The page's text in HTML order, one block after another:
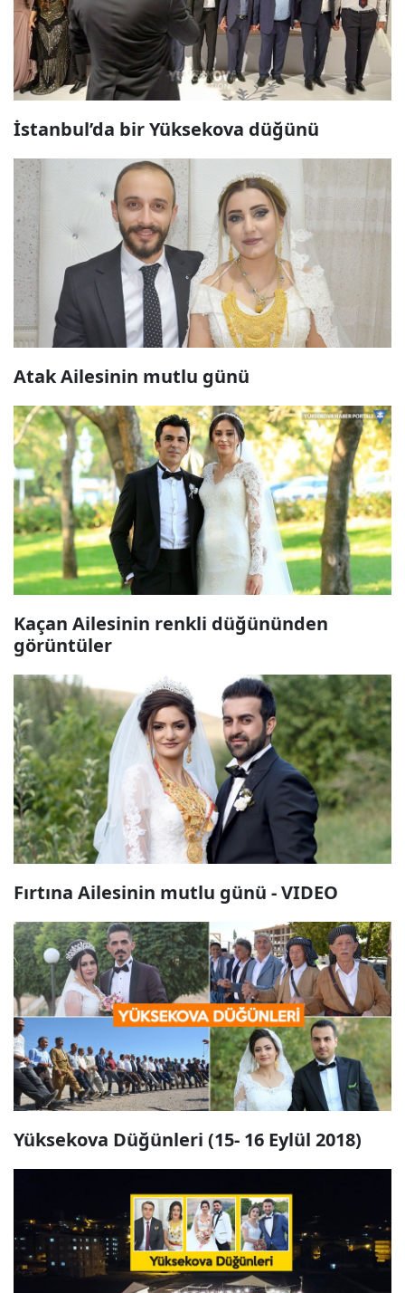
İstanbul’da bir Yüksekova düğünü
Atak Ailesinin mutlu günü
Kaçan Ailesinin renkli düğününden
görüntüler
Fırtına Ailesinin mutlu günü - VIDEO
Yüksekova Düğünleri (15- 16 Eylül 2018)